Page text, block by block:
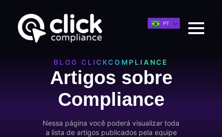
PT
BLOG CLICKCOMPLIANCE
Artigos sobre
Compliance
Nessa página você poderá visualizar toda
a lista de artigos publicados pela equipe